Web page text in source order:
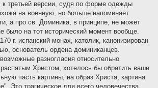
третьей версии, судя по форме одежды
на военную, но больше напоминает
а про св. Доминика, в принципе, не может
было на тот исторический момент вообще.
г. испанский монах, католик, канонизирован
основатель ордена доминиканцев.
разногласия относительно
Христом, хотелось бы обратить ваше
часть картины, на образ Христа, картина
Это трагическое для всего человечества